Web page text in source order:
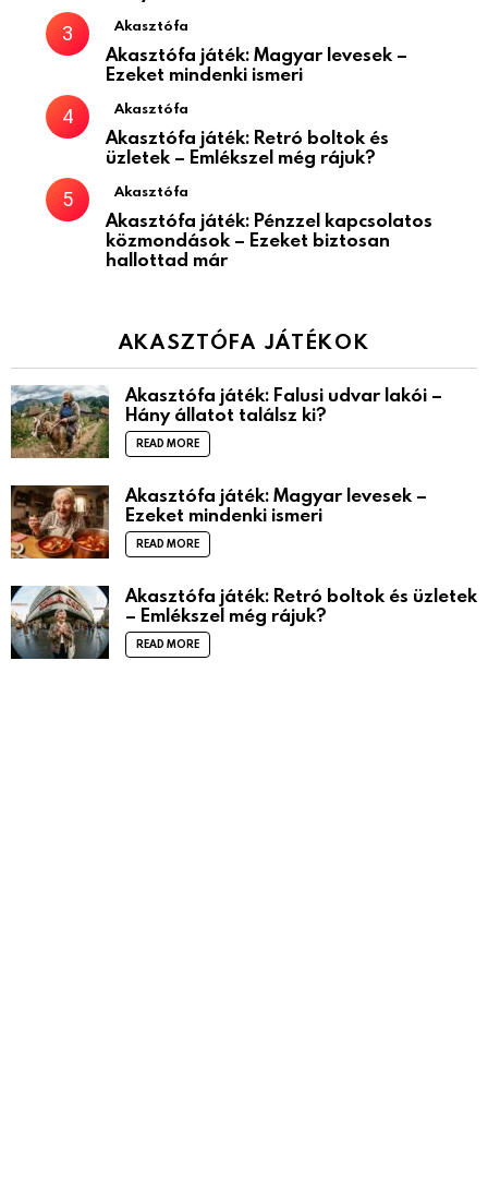
Akasztófa
Akasztófa játék: Magyar levesek –
Ezeket mindenki ismeri
Akasztófa
Akasztófa játék: Retró boltok és
üzletek – Emlékszel még rájuk?
Akasztófa
Akasztófa játék: Pénzzel kapcsolatos
közmondások – Ezeket biztosan
hallottad már
AKASZTÓFA JÁTÉKOK
Akasztófa játék: Falusi udvar lakói –
Hány állatot találsz ki?
READ MORE
Akasztófa játék: Magyar levesek –
Ezeket mindenki ismeri
READ MORE
Akasztófa játék: Retró boltok és üzletek
– Emlékszel még rájuk?
READ MORE